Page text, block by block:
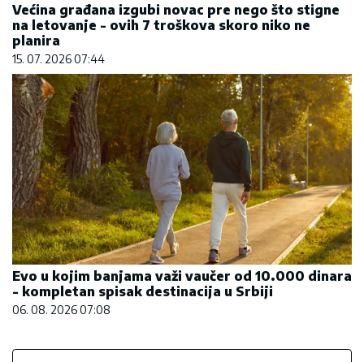
Većina građana izgubi novac pre nego što stigne
na letovanje - ovih 7 troškova skoro niko ne
planira
15. 07. 2026 07:44
Evo u kojim banjama važi vaučer od 10.000 dinara
- kompletan spisak destinacija u Srbiji
06. 08. 2026 07:08